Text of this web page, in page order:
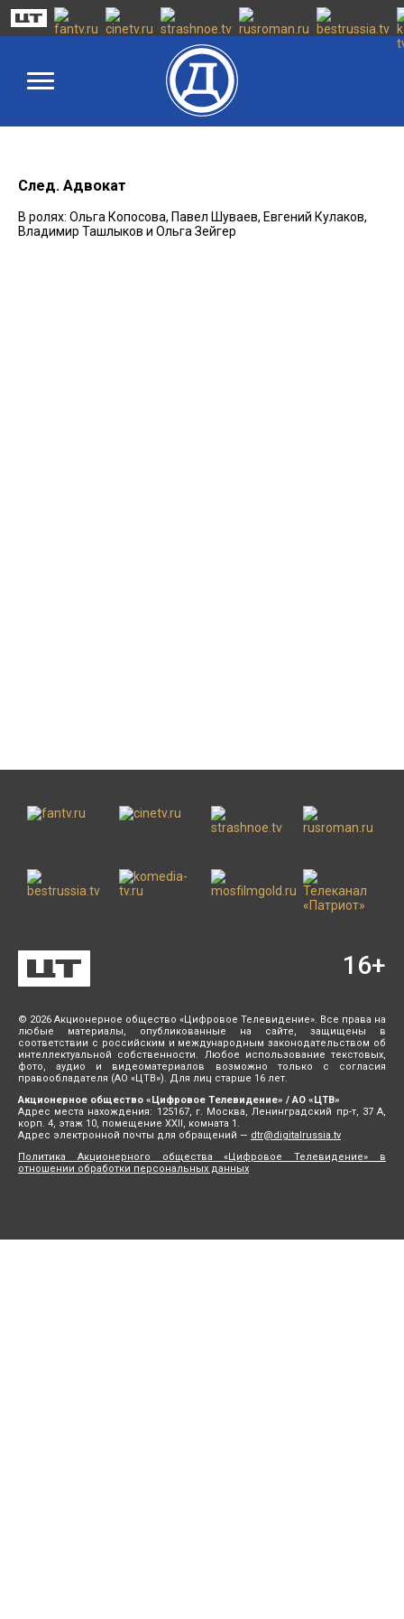
След. Адвокат
В ролях: Ольга Копосова, Павел Шуваев, Евгений Кулаков,
Владимир Ташлыков и Ольга Зейгер
© 2026 Акционерное общество «Цифровое Телевидение». Все права на
любые материалы, опубликованные на сайте, защищены в
соответствии с российским и международным законодательством об
интеллектуальной собственности. Любое использование текстовых,
фото, аудио и видеоматериалов возможно только с согласия
правообладателя (АО «ЦТВ»). Для лиц старше 16 лет.
Акционерное общество «Цифровое Телевидение» / АО «ЦТВ»
Адрес места нахождения: 125167, г. Москва, Ленинградский пр-т, 37 А,
корп. 4, этаж 10, помещение XXII, комната 1.
Адрес электронной почты для обращений — dtr@digitalrussia.tv
Политика Акционерного общества «Цифровое Телевидение» в
отношении обработки персональных данных
16+